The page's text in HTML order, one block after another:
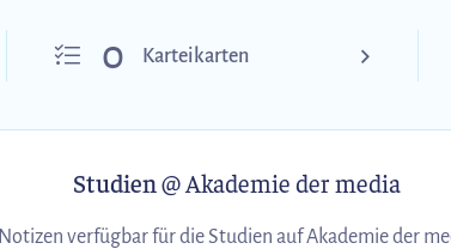
0 Karteikarten
Studien@ Akademie der media
Notizen verfügbar für die Studien auf Akademie der